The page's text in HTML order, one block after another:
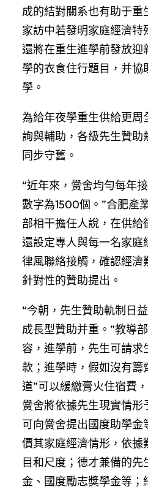
成的結對關系也有助于重
家訪中若發明家庭經濟
還將在重生進學前發放迎
學的衣食住行題目，并協
學。
為給年夜學重生供給更周
詢與輔助，各級先生贊助
同步守舊。
“近年來，黌舍均勻每年
數字為1500個。”合肥產
部相干擔任人說，在供
還設定專人與每一名家庭
律風聯絡接觸，確認經濟
針對性的贊助提出。
“今朝，先生贊助軌制日
成長型贊助并重。”教導
容，進學前，先生可請求
款；進學時，假如沒有籌
道”可以緩繳膏火住宿費
黌舍將依據先生現實情形
可向黌舍提出國度助學
價其家庭經濟情形，依據
目和尺度；德才兼備的先
金、國度勵志獎學金等；